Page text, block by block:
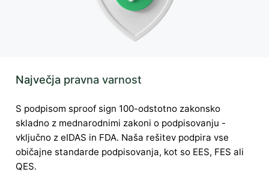
Največja pravna varnost
S podpisom sproof sign 100-odstotno zakonsko
skladno z mednarodnimi zakoni o podpisovanju -
vključno z eIDAS in FDA. Naša rešitev podpira vse
običajne standarde podpisovanja, kot so EES, FES ali
QES.